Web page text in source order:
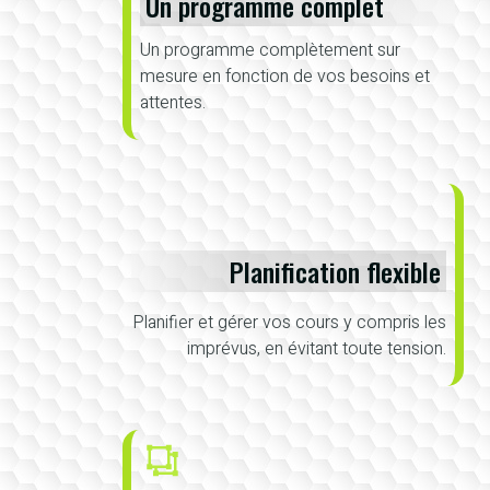
Un programme complètement sur
mesure en fonction de vos besoins et
attentes.
Planification flexible
Planifier et gérer vos cours y compris les
imprévus, en évitant toute tension.